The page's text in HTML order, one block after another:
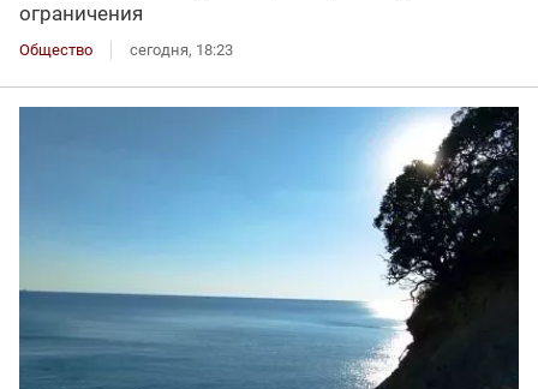
ограничения
Общество сегодня, 18:23